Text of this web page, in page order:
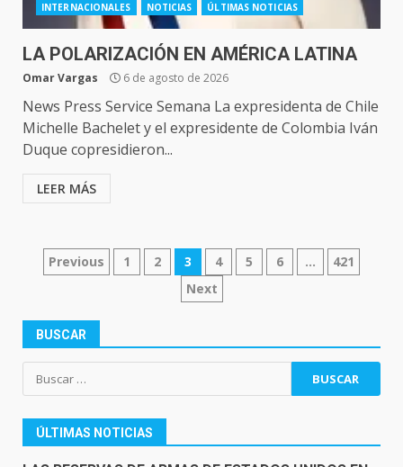
INTERNACIONALES NOTICIAS ÚLTIMAS NOTICIAS
LA POLARIZACIÓN EN AMÉRICA LATINA
Omar Vargas 6 de agosto de 2026
News Press Service Semana La expresidenta de Chile
Michelle Bachelet y el expresidente de Colombia Iván
Duque copresidieron...
LEER MÁS
NAVEGACIÓN
Previous 1 2 3 4 5 6 …
421
Next
BUSCAR
Buscar:
ÚLTIMAS NOTICIAS